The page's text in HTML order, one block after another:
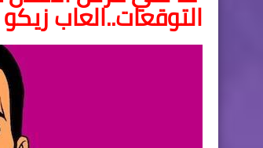
التوقعات..العاب زيكو